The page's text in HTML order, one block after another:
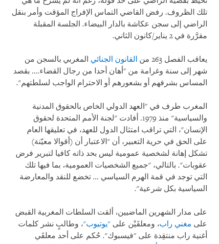
تلك الظروف. رفض القاضي التماس الإفراج المؤقت وأمر بنقل
الراضي إلى سجن عكاشة بالدار البيضاء. الجلسة المقبلة
مقرَّرة في 2 يناير/كانون الثاني.
يعاقب الفصل 263 من القانون الجنائي المغربي بالسجن من
شهر إلى سنة وغرامة من "أهان أحدا من رجال القضاء.... بقصد
المساس بشرفهم أو بشعورهم أو الاحترام الواجب لسلطتهم".
المغرب طرف في "العهد الدولي الخاص بالحقوق المدنية
والسياسية" منذ 1979. أفادت "لجنة الأمم المتحدة لحقوق
الإنسان"، التي تراقب امتثال الدول للعهد، في تعليقها العام
على الحق في حرية التعبير، أن "الاعتبار أن (أقوالا معيّنة)
تشكل إهانة لشخصية عمومية ليس بحد ذاته كافيا لتبرير فرض
عقوبات". بالتالي، "جميع الشخصيات العمومية، بما فيها تلك
التي توجد في قمة الهرم السياسي ... تخضع للنقد والمعارضة
السياسية بكل شرعية".
على مدار الشهرين الماضيين، ألقت السلطات المغربية القبض
على مغني راب، ومعلقَيْن على "يوتيوب"، وطالبٍ نشر كلمات
أغنية راب منتقِدة على "فيسبوك". حُكم على أحد معلقَي